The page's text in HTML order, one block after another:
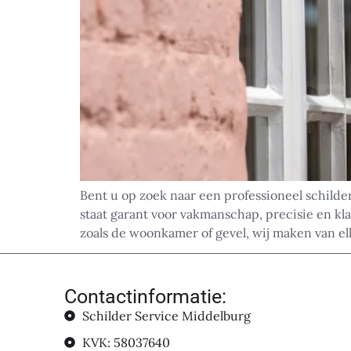
Bent u op zoek naar een professioneel
staat garant voor vakmanschap, precisie en
zoals de woonkamer of gevel, wij maken van
Contactinformatie:
Schilder Service Middelburg
KVK: 58037640